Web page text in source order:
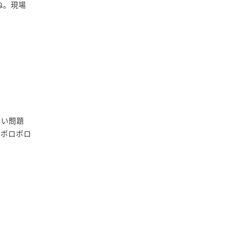
。現場
問題
ロボロ